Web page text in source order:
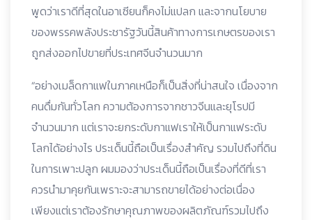
พูดว่าเราดีที่สุดในอาเซียนก็คงไม่แปลก และจากนโยบาย
ของพรรคพลังประชารัฐวันนี้สินค้าทางการเกษตรของเรา
ถูกส่งออกไปขายที่ประเทศจีนจำนวนมาก
“อย่างเมล็ดกาแฟในภาคเหนือก็เป็นสิ่งที่น่าสนใจ เนื่องจาก
คนดื่มกันทั่วโลก ความต้องการจากชาวจีนและยุโรปมี
จำนวนมาก แต่เราจะยกระดับกาแฟเราให้เป็นกาแฟระดับ
โลกได้อย่างไร ประเด็นนี้ถือเป็นเรื่องสำคัญ รวมไปถึงที่ดิน
ในการเพาะปลูก ผมมองว่าประเด็นนี้ถือเป็นเรื่องที่ดีที่เรา
ควรนำมาคุยกันเพราะจะสามารถขายได้อย่างต่อเนื่อง
เพียงแต่เราต้องรักษาคุณภาพของผลิตภัณฑ์รวมไปถึง